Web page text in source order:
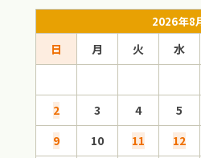
2026年8
日 月 火 水
2
3 4 5
9
10 11 12